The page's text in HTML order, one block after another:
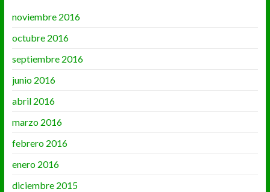
noviembre 2016
octubre 2016
septiembre 2016
junio 2016
abril 2016
marzo 2016
febrero 2016
enero 2016
diciembre 2015